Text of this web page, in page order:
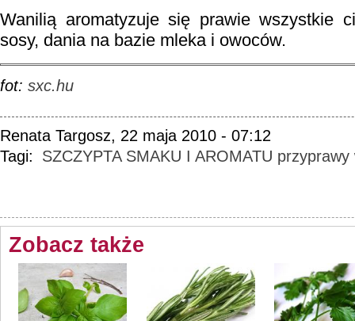
Wanilią aromatyzuje się prawie wszystkie
sosy, dania na bazie mleka i owoców.
fot: sxc.hu
Renata Targosz, 22 maja 2010 - 07:12
Tagi:
SZCZYPTA SMAKU I AROMATU przyprawy
Zobacz także